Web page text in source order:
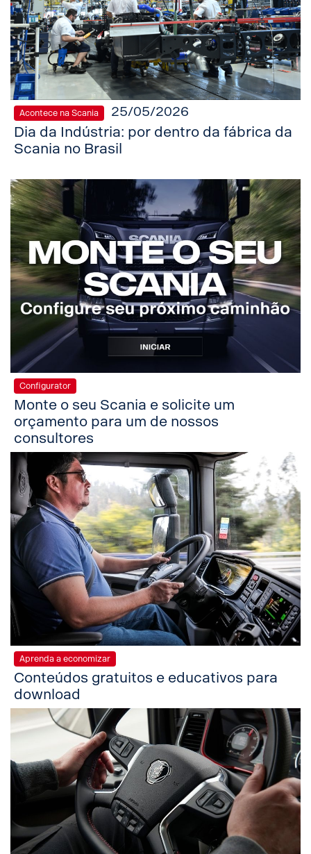
Acontece na Scania 25/05/2026
Dia da Indústria: por dentro da fábrica da
Scania no Brasil
Configurator
Monte o seu Scania e solicite um
orçamento para um de nossos
consultores
Aprenda a economizar
Conteúdos gratuitos e educativos para
download